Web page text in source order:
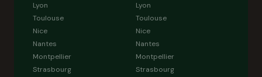
Lyon
Toulouse
Nice
Nantes
Montpellier
Strasbourg
Lyon
Toulouse
Nice
Nantes
Montpellier
Strasbourg